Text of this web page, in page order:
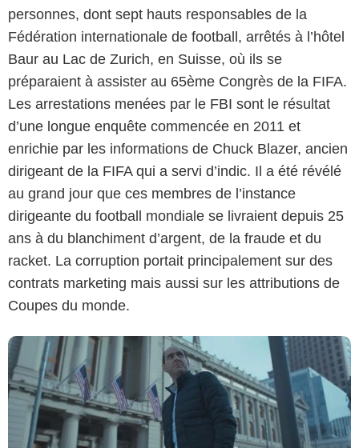
personnes, dont sept hauts responsables de la
Fédération internationale de football, arrêtés à l’hôtel
Baur au Lac de Zurich, en Suisse, où ils se
préparaient à assister au 65ème Congrès de la FIFA.
Les arrestations menées par le FBI sont le résultat
d’une longue enquête commencée en 2011 et
enrichie par les informations de Chuck Blazer, ancien
dirigeant de la FIFA qui a servi d’indic. Il a été révélé
au grand jour que ces membres de l’instance
dirigeante du football mondiale se livraient depuis 25
ans à du blanchiment d’argent, de la fraude et du
racket. La corruption portait principalement sur des
contrats marketing mais aussi sur les attributions de
Coupes du monde.